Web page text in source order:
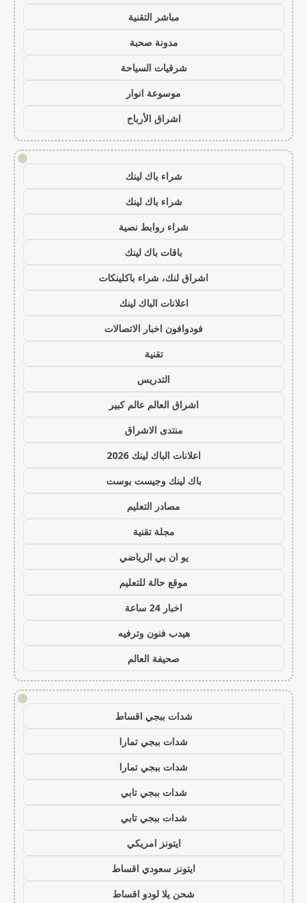
مباشر التقنية
مدونة صحبة
شرقيات السياحة
موسوعة انوار
اشراق الأرباح
!
شراء باك لينك
شراء باك لينك
شراء روابط نصية
باقات باك لينك
اشراق لنك، شراء باكلينكات
اعلانات الباك لينك
فودوافون اخبار الاتصالات
تقنية
التدريس
اشراق العالم عالم كبير
منتدى الاشراق
اعلانات الباك لينك 2026
باك لينك وجيست بوست
مصادر التعليم
مجلة تقنية
يو ان بي الرياضي
موقع حالة للتعليم
اخبار 24 ساعة
هيدب فنون وترفيه
صحيفة العالم
!
شدات ببجي اقساط
شدات ببجي تمارا
شدات ببجي تمارا
شدات ببجي تابي
شدات ببجي تابي
ايتونز امريكي
ايتونز سعودي اقساط
شحن يلا لودو اقساط